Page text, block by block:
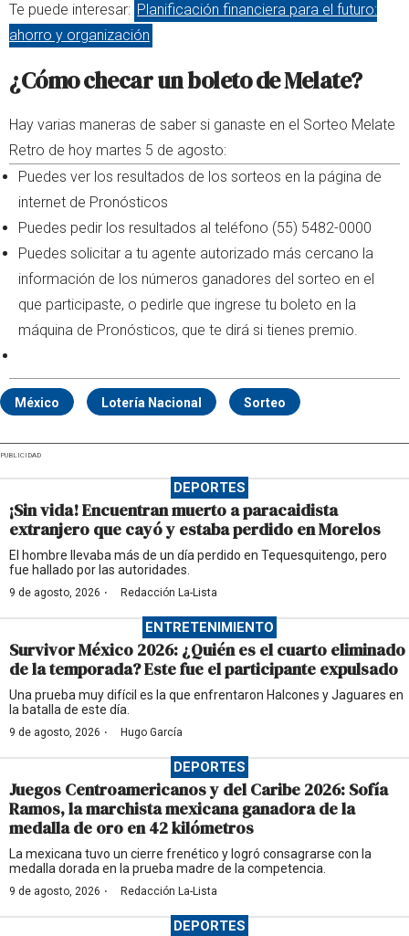
Te puede interesar: Planificación financiera para el futuro:
ahorro y organización
¿Cómo checar un boleto de Melate?
Hay varias maneras de saber si ganaste en el Sorteo Melate
Retro de hoy martes 5 de agosto:
Puedes ver los resultados de los sorteos en la página de
internet de Pronósticos
Puedes pedir los resultados al teléfono (55) 5482-0000
Puedes solicitar a tu agente autorizado más cercano la
información de los números ganadores del sorteo en el
que participaste, o pedirle que ingrese tu boleto en la
máquina de Pronósticos, que te dirá si tienes premio.
México Lotería Nacional Sorteo
PUBLICIDAD
DEPORTES
¡Sin vida! Encuentran muerto a paracaidista
extranjero que cayó y estaba perdido en Morelos
El hombre llevaba más de un día perdido en Tequesquitengo, pero
fue hallado por las autoridades.
9 de agosto, 2026 · Redacción La-Lista
ENTRETENIMIENTO
Survivor México 2026: ¿Quién es el cuarto eliminado
de la temporada? Este fue el participante expulsado
Una prueba muy difícil es la que enfrentaron Halcones y Jaguares en
la batalla de este día.
9 de agosto, 2026 · Hugo García
DEPORTES
Juegos Centroamericanos y del Caribe 2026: Sofía
Ramos, la marchista mexicana ganadora de la
medalla de oro en 42 kilómetros
La mexicana tuvo un cierre frenético y logró consagrarse con la
medalla dorada en la prueba madre de la competencia.
9 de agosto, 2026 · Redacción La-Lista
DEPORTES